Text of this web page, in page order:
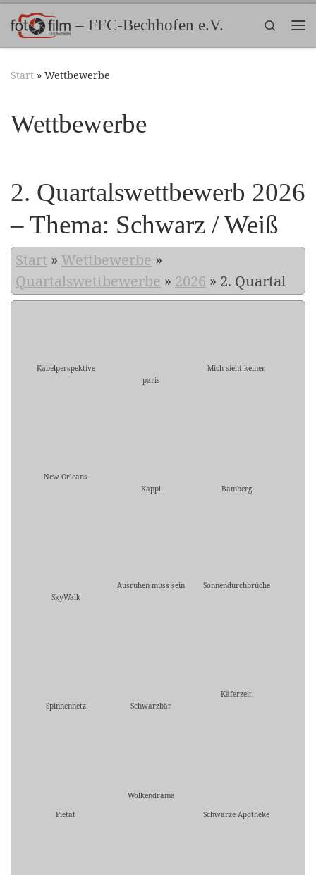
Zum Inhalt springen– FFC-Bechhofen e.V.
Search
Start » Wettbewerbe
Wettbewerbe
2. Quartalswettbewerb 2026
– Thema: Schwarz / Weiß
Start » Wettbewerbe »
Quartalswettbewerbe » 2026 » 2. Quartal
Kabelperspektive
paris
Mich sieht keiner
New Orleans
Kappl
Bamberg
SkyWalk
Ausruhen muss sein Sonnendurchbrüche
Spinnennetz Schwarzbär
Käferzeit
Pietät
Wolkendrama
Schwarze Apotheke